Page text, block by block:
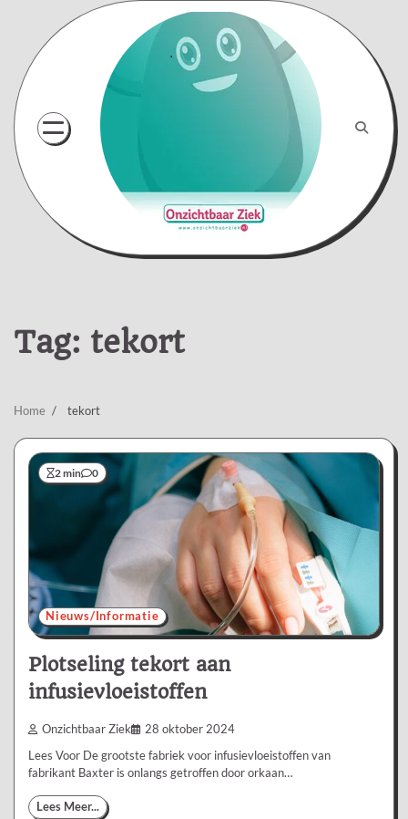
content
Tag: tekort
Home tekort
2 min 0
Nieuws/Informatie
Plotseling tekort aan
infusievloeistoffen
Onzichtbaar Ziek 28 oktober 2024
Lees Voor De grootste fabriek voor infusievloeistoffen van
fabrikant Baxter is onlangs getroffen door orkaan…
Lees Meer...